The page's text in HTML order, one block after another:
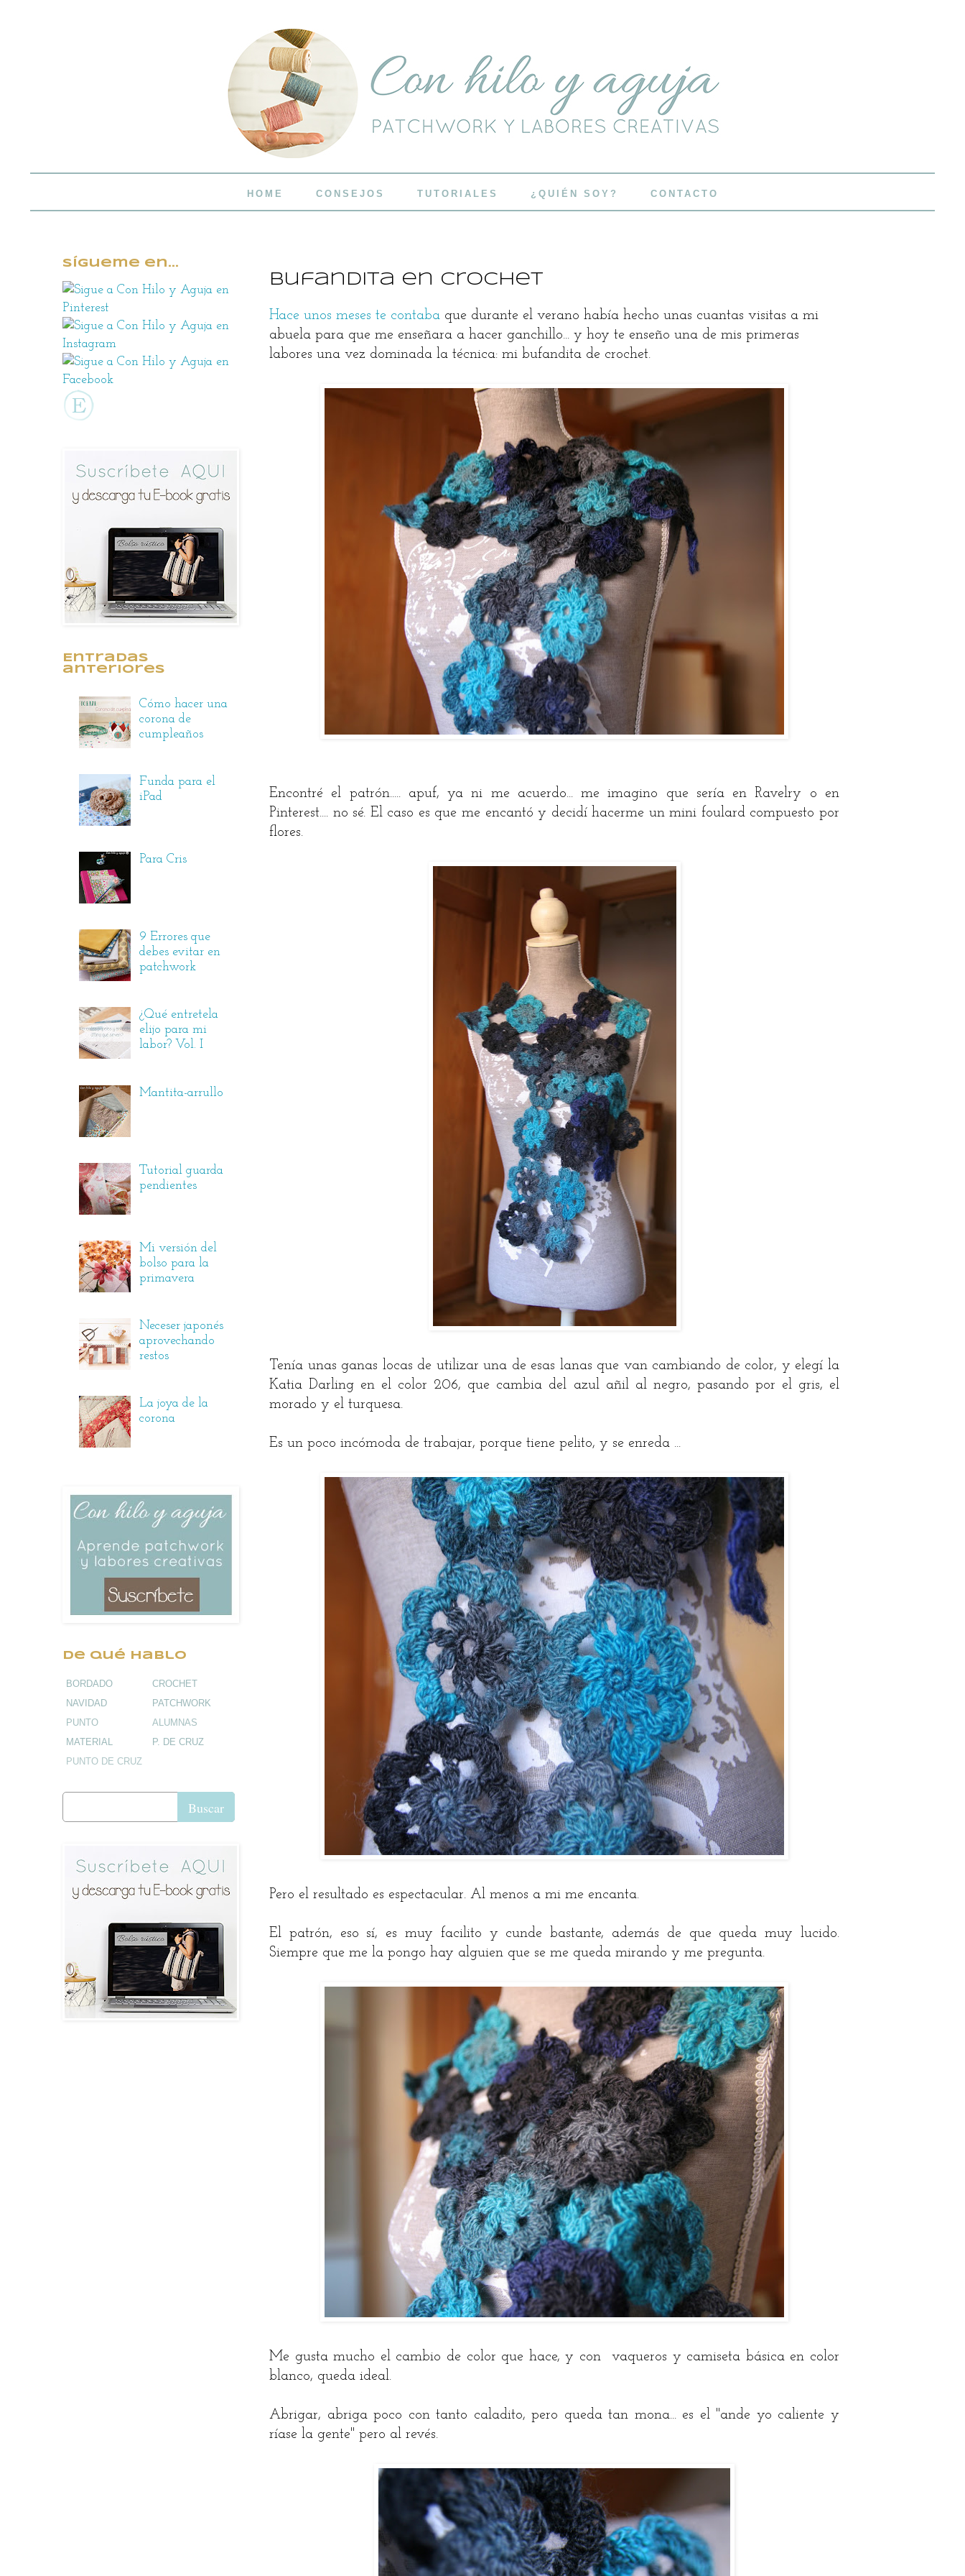
HOME CONSEJOS TUTORIALES ¿QUIÉN SOY? CONTACTO
Bufandita en crochet
Hace unos meses te contaba que durante el verano había hecho unas cuantas visitas a mi
abuela para que me enseñara a hacer ganchillo... y hoy te enseño una de mis primeras
labores una vez dominada la técnica: mi bufandita de crochet.
Encontré el patrón..... apuf, ya ni me acuerdo... me imagino que sería en Ravelry o en
Pinterest.... no sé. El caso es que me encantó y decidí hacerme un mini foulard compuesto por
flores.
Tenía unas ganas locas de utilizar una de esas lanas que van cambiando de color, y elegí la
Katia Darling en el color 206, que cambia del azul añil al negro, pasando por el gris, el
morado y el turquesa.
Es un poco incómoda de trabajar, porque tiene pelito, y se enreda ...
Pero el resultado es espectacular. Al menos a mi me encanta.
El patrón, eso sí, es muy facilito y cunde bastante, además de que queda muy lucido.
Siempre que me la pongo hay alguien que se me queda mirando y me pregunta.
Me gusta mucho el cambio de color que hace, y con vaqueros y camiseta básica en color
blanco, queda ideal.
Abrigar, abriga poco con tanto caladito, pero queda tan mona... es el "ande yo caliente y
ríase la gente" pero al revés.
Sígueme en...
Entradas
anteriores
Cómo hacer una
corona de
cumpleaños
Funda para el
iPad
Para Cris
9 Errores que
debes evitar en
patchwork
¿Qué entretela
elijo para mi
labor? Vol. I
Mantita-arrullo
Tutorial guarda
pendientes
Mi versión del
bolso para la
primavera
Neceser japonés
aprovechando
restos
La joya de la
corona
De qué hablo
BORDADO
CROCHET
NAVIDAD
PATCHWORK
PUNTO
ALUMNAS
MATERIAL
P. DE CRUZ
PUNTO DE CRUZ
Buscar